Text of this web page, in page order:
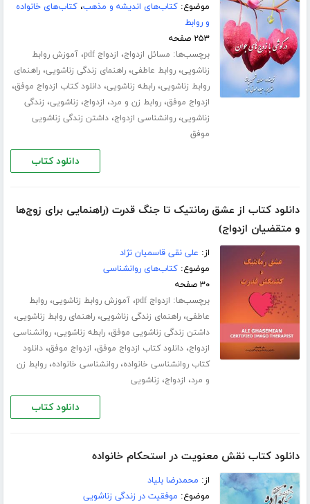
موضوع:کتاب‌های اندیشه و مذهب،کتاب‌های خانواده
و روابط
۲۵۳ صفحه
برچسب‌ها: مسائل ازدواج، ازدواج pdf ،آموزش روابط
زناشویی،روابط عاطفی،راهنمای زندگی زناشویی،راهنمای
روابط زناشویی،رابطه زناشویی،دانلود کتاب ازدواج موفق،
ازدواج موفق،روابط زن و مرد، ازدواج، زناشویی، زندگی
زناشویی،روانشناسی ازدواج،داشتن زندگی زناشویی
موفق
دانلود کتاب
دانلود کتاب از عشق رمانتیک تا جنگ قدرت (راهنمایی برای زوج‌ها
و متقضیان ازدواج)
از: علی نقی قاسمیان نژاد
موضوع:کتاب‌های روانشناسی
۳۰ صفحه
برچسب‌ها: ازدواج pdf ،آموزش روابط زناشویی،روابط
عاطفی،راهنمای زندگی زناشویی،راهنمای روابط زناشویی،
داشتن زندگی زناشویی موفق،رابطه زناشویی،روانشناسی
ازدواج،دانلود کتاب ازدواج موفق، ازدواج موفق،دانلود
کتاب روانشناسی خانواده،روانشناسی خانواده،روابط زن
و مرد، ازدواج، زناشویی
دانلود کتاب
دانلود کتاب نقش معنویت در استحکام خانواده
از: محمدرضا بلیاد
موضوع: موفقیت در زندگی زناشویی